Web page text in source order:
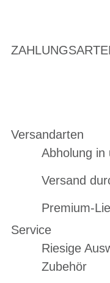
Versandarten
Abholung in
Versand
Premium-
Service
Riesige
Zubehör